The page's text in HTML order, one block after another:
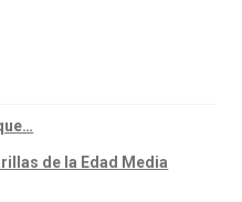
de la Edad Media